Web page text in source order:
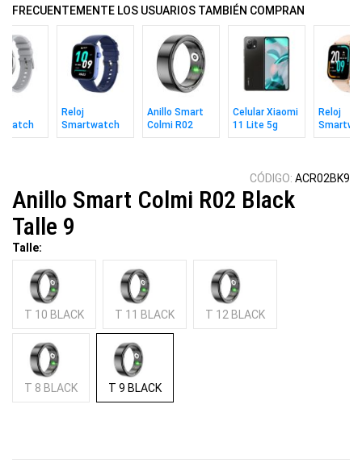
FRECUENTEMENTE LOS USUARIOS TAMBIÉN COMPRAN
I28 Ultra
Reloj
Smartwatch
Colmi P71
Anillo Smart
Colmi R02
Black Talle 8
Celular Xiaomi
11 Lite 5g
8/128gb Black
Reloj
Colmi C8
CÓDIGO: ACR02BK9
Anillo Smart Colmi R02 Black
Talle 9
Talle:
T 10 BLACK T 11 BLACK T 12 BLACK
T 8 BLACK T 9 BLACK